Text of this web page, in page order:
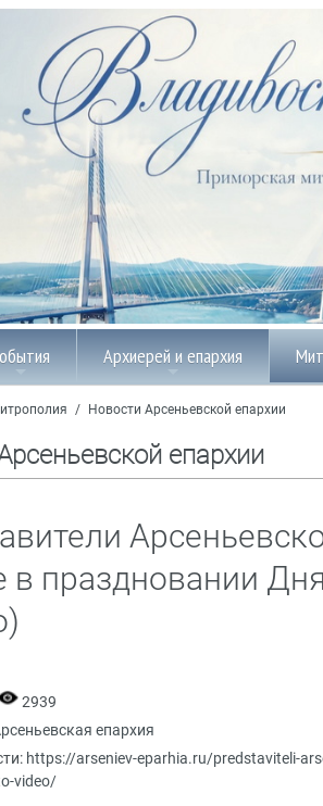
Архиерей и епархия
/ Новости Арсеньевской епархии
епархии
в праздновании
2939
епархия
https://arseniev-eparhia.ru/predstaviteli-
video/